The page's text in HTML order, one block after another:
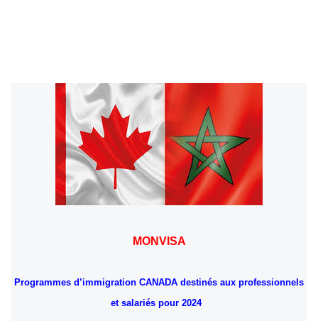
MONVISA
Programmes d’immigration CANADA destinés aux professionnels
et salariés pour 2024